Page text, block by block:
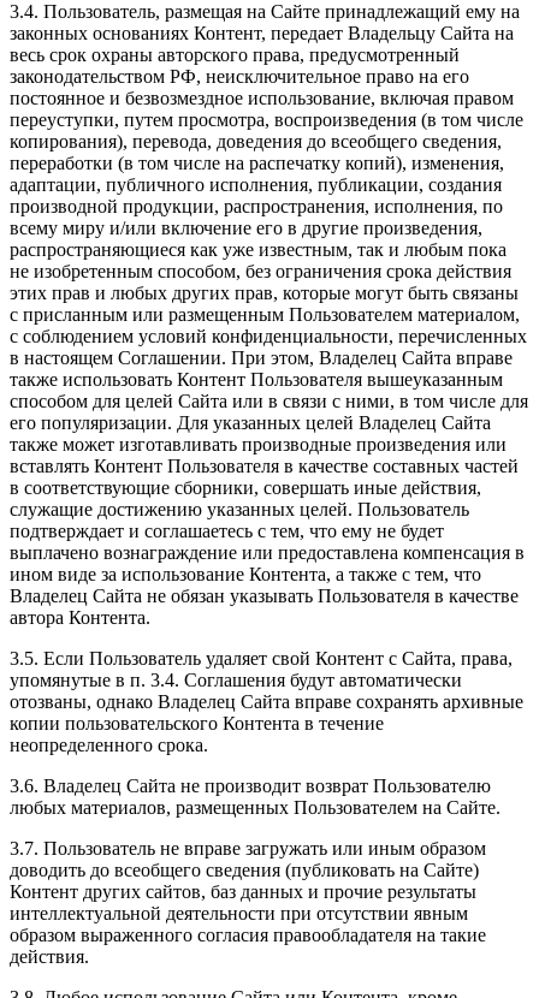
3.4. Пользователь, размещая на Сайте принадлежащий ему на
законных основаниях Контент, передает Владельцу Сайта на
весь срок охраны авторского права, предусмотренный
законодательством РФ, неисключительное право на его
постоянное и безвозмездное использование, включая правом
переуступки, путем просмотра, воспроизведения (в том числе
копирования), перевода, доведения до всеобщего сведения,
переработки (в том числе на распечатку копий), изменения,
адаптации, публичного исполнения, публикации, создания
производной продукции, распространения, исполнения, по
всему миру и/или включение его в другие произведения,
распространяющиеся как уже известным, так и любым пока
не изобретенным способом, без ограничения срока действия
этих прав и любых других прав, которые могут быть связаны
с присланным или размещенным Пользователем материалом,
с соблюдением условий конфиденциальности, перечисленных
в настоящем Соглашении. При этом, Владелец Сайта вправе
также использовать Контент Пользователя вышеуказанным
способом для целей Сайта или в связи с ними, в том числе для
его популяризации. Для указанных целей Владелец Сайта
также может изготавливать производные произведения или
вставлять Контент Пользователя в качестве составных частей
в соответствующие сборники, совершать иные действия,
служащие достижению указанных целей. Пользователь
подтверждает и соглашаетесь с тем, что ему не будет
выплачено вознаграждение или предоставлена компенсация в
ином виде за использование Контента, а также с тем, что
Владелец Сайта не обязан указывать Пользователя в качестве
автора Контента.
3.5. Если Пользователь удаляет свой Контент с Сайта, права,
упомянутые в п. 3.4. Соглашения будут автоматически
отозваны, однако Владелец Сайта вправе сохранять архивные
копии пользовательского Контента в течение
неопределенного срока.
3.6. Владелец Сайта не производит возврат Пользователю
любых материалов, размещенных Пользователем на Сайте.
3.7. Пользователь не вправе загружать или иным образом
доводить до всеобщего сведения (публиковать на Сайте)
Контент других сайтов, баз данных и прочие результаты
интеллектуальной деятельности при отсутствии явным
образом выраженного согласия правообладателя на такие
действия.